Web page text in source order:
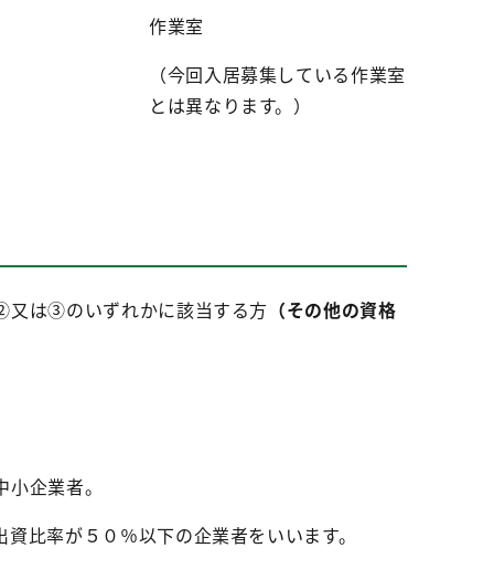
作業室
（今回入居募集している作業室
とは異なります。）
又は③のいずれかに該当する方 （その他の資格
企業者。
比率が５０％以下の企業者をいいます。